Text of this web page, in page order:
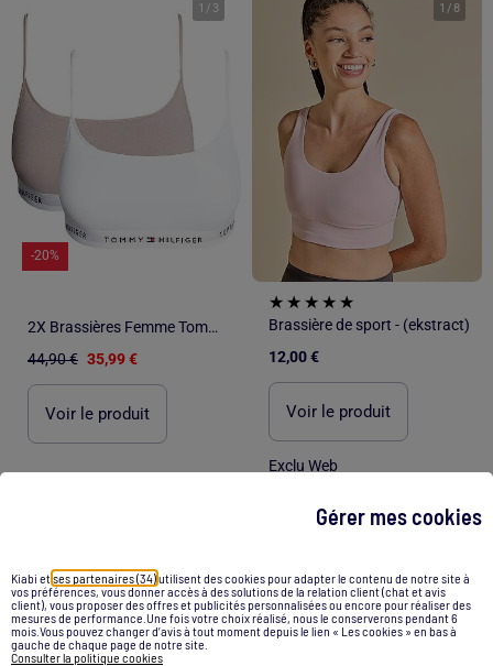
Gérer mes cookies
Kiabi et ses partenaires (34)utilisent des cookies pour adapter le contenu de notre site à
vos préférences, vous donner accès à des solutions de la relation client (chat et avis
client), vous proposer des offres et publicités personnalisées ou encore pour réaliser des
mesures de performance.Une fois votre choix réalisé, nous le conserverons pendant 6
mois.Vous pouvez changer d’avis à tout moment depuis le lien « Les cookies » en bas à
gauche de chaque page de notre site.
Consulter la politique cookies
1 / 3
-20%
2X Brassières Femme Tommy Hilfiger
44,90 € 35,99 €
Voir le produit
1 / 8
Brassière de sport - (ekstract)
12,00 €
Voir le produit
Exclu Web